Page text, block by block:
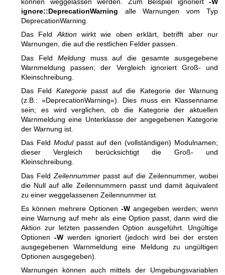
ignore::DeprecationWarning alle Warnungen vom Typ
DeprecationWarning.
Das Feld Aktionwirkt wie oben erklärt, betrifft aber nur
Warnungen, die auf die restlichen Felder passen.
Das Feld Meldungmuss auf die gesamte ausgegebene
Warnmeldung passen; der Vergleich ignoriert Groß- und
Kleinschreibung.
Das Feld Kategoriepasst auf die Kategorie der Warnung
(z.B.: »DeprecationWarning«). Dies muss ein Klassenname
sein; es wird verglichen, ob die Kategorie der aktuellen
Warnmeldung eine Unterklasse der angegebenen Kategorie
der Warnung ist.
Das Feld Modulpasst auf den (vollständigen) Modulnamen;
dieser Vergleich berücksichtigt die Groß- und
Kleinschreibung.
Das Feld Zeilennummer passt auf die Zeilennummer, wobei
die Null auf alle Zeilennummern passt und damit äquivalent
zu einer weggelassenen Zeilennummer ist.
Es können mehrere Optionen -W angegeben werden; wenn
eine Warnung auf mehr als eine Option passt, dann wird die
Aktion zur letzten passenden Option ausgeführt. Ungültige
Optionen -W werden ignoriert (jedoch wird bei der ersten
ausgegebenen Warnmeldung eine Meldung zu ungültigen
Optionen ausgegeben).
Warnungen können auch mittels der Umgebungsvariablen